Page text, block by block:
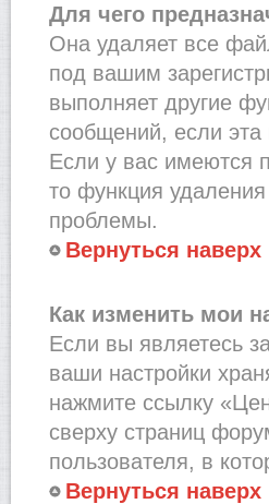
Для чего
Она удаляет все
под вашим
выполняет другие
сообщений, если
Если у вас имеются
то функция
проблемы.
Вернуться наверх
Как изменить мои
Если вы являетесь
ваши настройки
нажмите ссылку
сверху страниц
пользователя, в
Вернуться наверх